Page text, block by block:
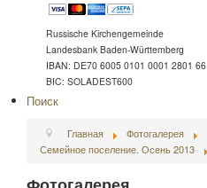
Russische Kirchengemeinde
Landesbank Baden-Württemberg
IBAN: DE70 6005 0101 0001 2801 66
BIC: SOLADEST600
Поиск
Главная
Фотогалерея
Семейное поселение. Осень 2013